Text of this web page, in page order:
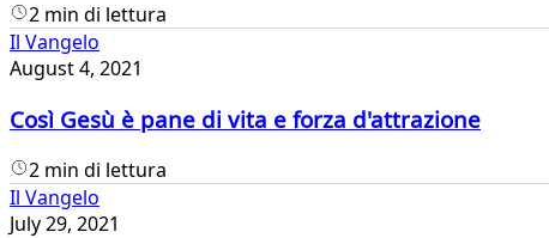
2 min di lettura
Il Vangelo
August 4, 2021
Così Gesù è pane di vita e forza d'attrazione
2 min di lettura
Il Vangelo
July 29, 2021